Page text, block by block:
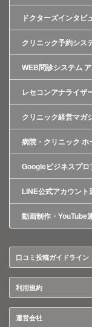
ドクターズインタビ
クリニック予約シス
WEB問診システム
レセコンアナライザ
クリニック経営マガ
病院・クリニック ホ
Googleビジネスプロ
LINE公式アカウント
動画制作・YouTube
口コミ投稿ガイドライン
利用規約
運営会社